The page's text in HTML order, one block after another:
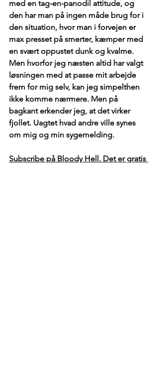
med en tag-en-panodil attitude, og
den har man på ingen måde brug for i
den situation, hvor man i forvejen er
max presset på smerter, kæmper med
en svært oppustet dunk og kvalme.
Men hvorfor jeg næsten altid har valgt
løsningen med at passe mit arbejde
frem for mig selv, kan jeg simpelthen
ikke komme nærmere. Men på
bagkant erkender jeg, at det virker
fjollet. Uagtet hvad andre ville synes
om mig og min sygemelding.
Subscribe på Bloody Hell. Det er gratis